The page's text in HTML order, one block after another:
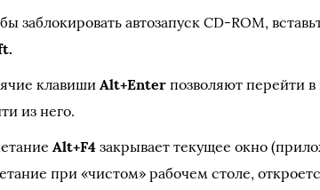
заблокировать автозапуск CD-ROM,
клавишиAlt+Enter позволяют перейти
из него.
Alt+F4 закрывает текущее окно
при «чистом» рабочем столе,